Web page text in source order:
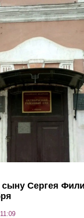
Сергея